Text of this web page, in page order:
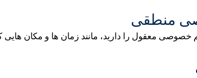
منطقی
معقول را دارید، مانند زمان ها و مکان